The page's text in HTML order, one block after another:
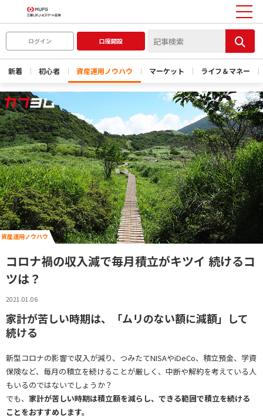
ログイン 口座開設
新着 初心者 資産運用ノウハウ マーケット ライフ＆マネー
資産運用ノウハウ
コロナ禍の収入減で毎月積立がキツイ 続けるコ
ツは？
2021.01.06
家計が苦しい時期は、「ムリのない額に減額」して
続ける
新型コロナの影響で収入が減り、つみたてNISAやiDeCo、積立預金、学資
保険など、毎月の積立を続けることが厳しく、中断や解約を考えている人
もいるのではないでしょうか？
でも、 家計が苦しい時期は積立額を減らし、できる範囲で積立を続ける
ことをおすすめします。